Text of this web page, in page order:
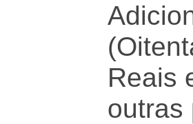
Reais
outras